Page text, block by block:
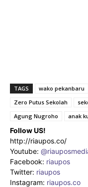
TAGS wako pekanbaru
Zero Putus Sekolah
Agung Nugroho
anak
Follow US!
http://riaupos.co/
Youtube:
Facebook: riaupos
Twitter: riaupos
Instagram: riaupos.co